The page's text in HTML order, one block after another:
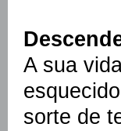
A sua
sorte de